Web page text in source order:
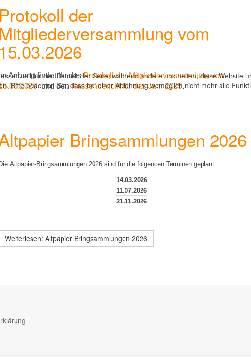
Protokoll der
Mitgliederversammlung vom
15.03.2026
Im Anhang findet ihrdasProtokoll der Mitgliederversammlung vom
und denKassenbericht für das Jahr 2025.
Bringsammlungen 2026
Die Altpapier-Bringsammlungen 2026 sind für die folgenden Terminen geplant:
14.03.2026
11.07.2026
21.11.2026
Weiterlesen: Altpapier Bringsammlungen 2026
für den Betrieb der Seite, während andere uns helfen, diese Website
Bitte beachten Sie, dass bei einer Ablehnung womöglich nicht mehr alle